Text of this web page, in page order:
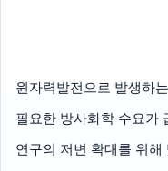
원자력발전으로 발생하
필요한 방사화학 수요가
연구의 저변 확대를 위